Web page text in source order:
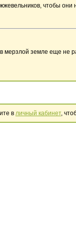
чтобы они
мерзлой земле еще
в личный кабинет,